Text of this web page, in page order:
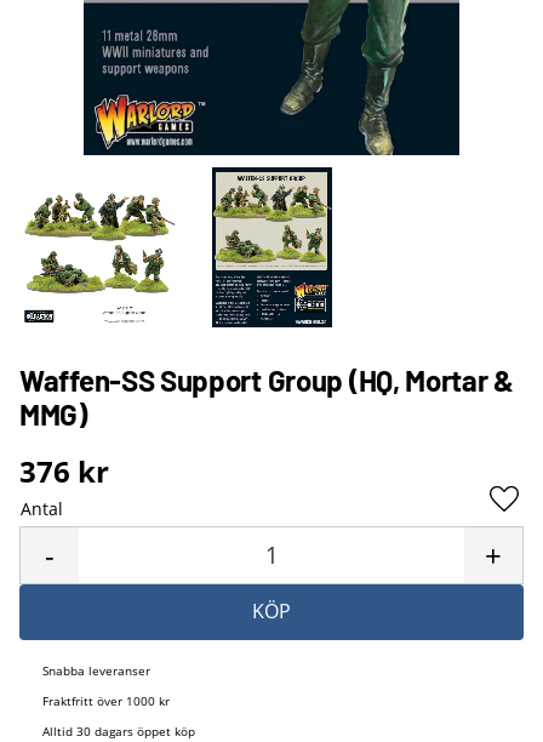
Waffen-SS Support Group (HQ, Mortar &
MMG)
376 kr
Antal
+
-
KÖP
Snabba leveranser
Fraktfritt över 1000 kr
Alltid 30 dagars öppet köp